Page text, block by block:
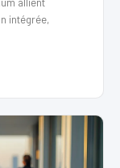
allient
intégrée,